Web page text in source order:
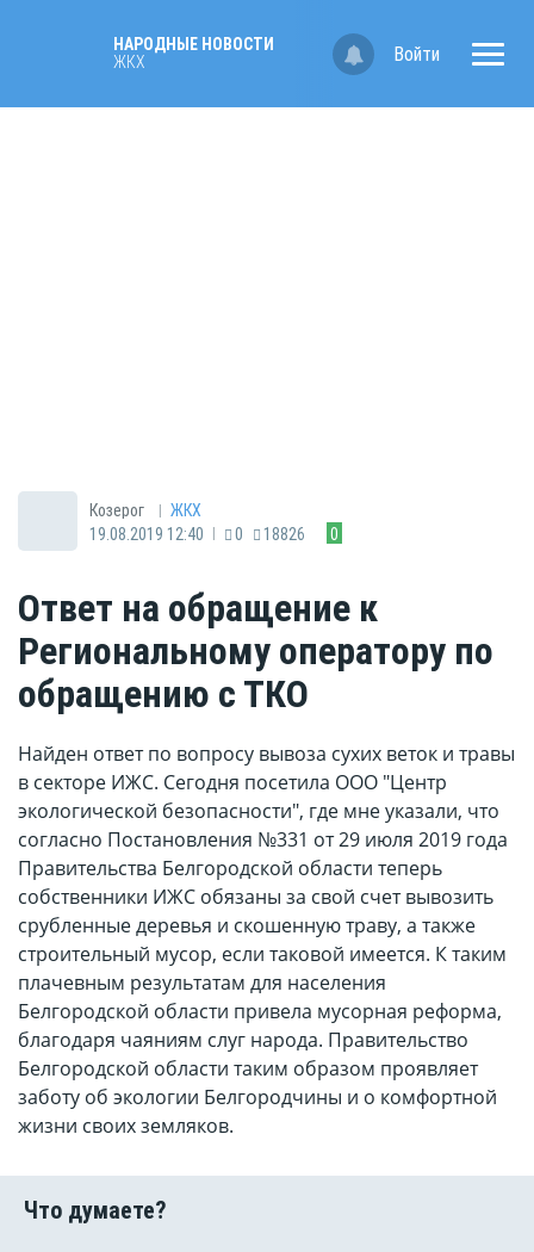
НАРОДНЫЕ НОВОСТИ
ЖКХ
Войти
Козерог | ЖКХ
19.08.2019 12:40 | 0 18826 0
Ответ на обращение к
Региональному оператору по
обращению с ТКО
Найден ответ по вопросу вывоза сухих веток и травы
в секторе ИЖС. Сегодня посетила ООО "Центр
экологической безопасности", где мне указали, что
согласно Постановления №331 от 29 июля 2019 года
Правительства Белгородской области теперь
собственники ИЖС обязаны за свой счет вывозить
срубленные деревья и скошенную траву, а также
строительный мусор, если таковой имеется. К таким
плачевным результатам для населения
Белгородской области привела мусорная реформа,
благодаря чаяниям слуг народа. Правительство
Белгородской области таким образом проявляет
заботу об экологии Белгородчины и о комфортной
жизни своих земляков.